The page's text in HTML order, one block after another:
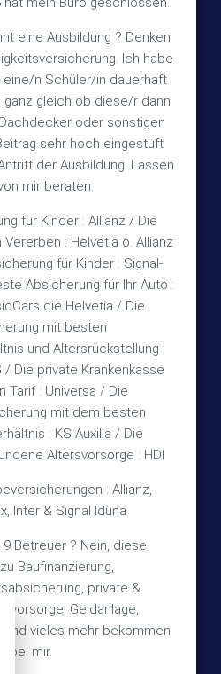
eine Ausbildung ? Denken
Ich habe
n Schüler/in dauerhaft
gleich ob diese/r dann
oder sonstigen
sehr hoch eingestuft
der Ausbildung. Lassen
mir beraten.
für Kinder : Allianz / Die
: Helvetia o. Allianz
für Kinder : Signal-
Absicherung für Ihr Auto :
die Helvetia / Die
mit besten
und Altersrückstellung :
/ Die private Krankenkasse
Tarif : Universa / Die
mit dem besten
: KS Auxilia / Die
Altersvorsorge : HDI
: Allianz,
Inter & Signal Iduna
Betreuer ? Nein, diese
Baufinanzierung,
private &
Geldanlage,
und vieles mehr bekommen
bei mir.
(5105) 1811
(5105) 2720
vmh1a@web.de
– 12:00 Uhr
Vereinbarung
mich